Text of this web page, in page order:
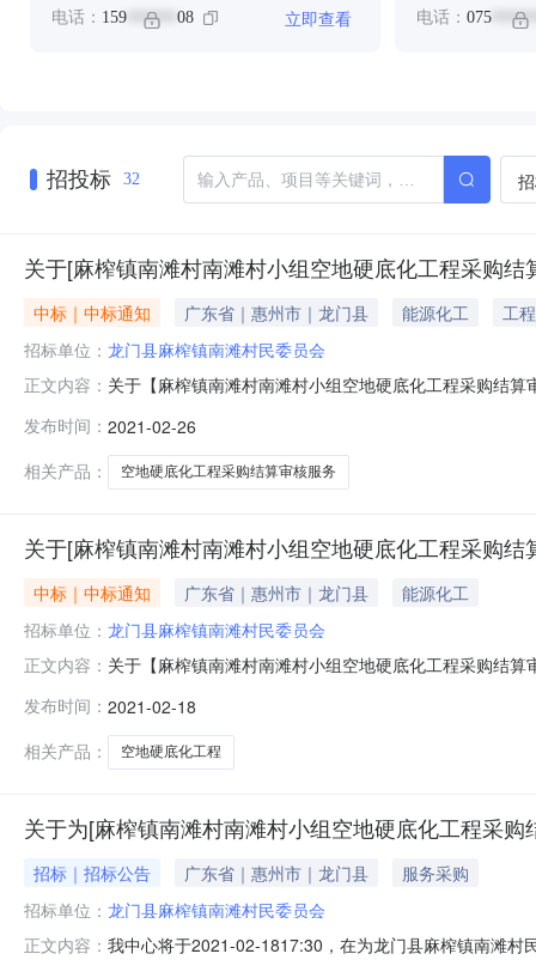
电话： 159 ****** 08 立即查看 电话： 075
招投标 32
关于[麻榨镇南滩村南滩村小组空地硬底化工程采购
中标｜中标通知 广东省｜惠州市｜龙门县 能源化工
工程
招标单位： 龙门县麻榨镇南滩村民委员会
正文内容： 关于【麻榨镇南滩村南滩村小组空地硬底化工程采购结
接选取指定理由中选金额：￥1,800.00元业主单位咨询
发布时间： 2021-02-26
相关产品：
空地硬底化工程采购结算审核服务
关于[麻榨镇南滩村南滩村小组空地硬底化工程采购
中标｜中标通知 广东省｜惠州市｜龙门县
能源化工
招标单位： 龙门县麻榨镇南滩村民委员会
正文内容： 关于【麻榨镇南滩村南滩村小组空地硬底化工程采购结
件：无
发布时间： 2021-02-18
相关产品：
空地硬底化工程
关于为[麻榨镇南滩村南滩村小组空地硬底化工程采
招标｜招标公告 广东省｜惠州市｜龙门县
服务采购
招标单位： 龙门县麻榨镇南滩村民委员会
正文内容： 我中心将于2021-02-1817:30，在为龙门县麻榨镇南滩村